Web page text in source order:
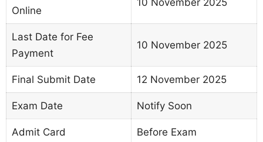
Online
Last Date for Fee
Payment
10 November 2025
Final Submit Date 12 November 2025
Exam Date Notify Soon
Admit Card Before Exam